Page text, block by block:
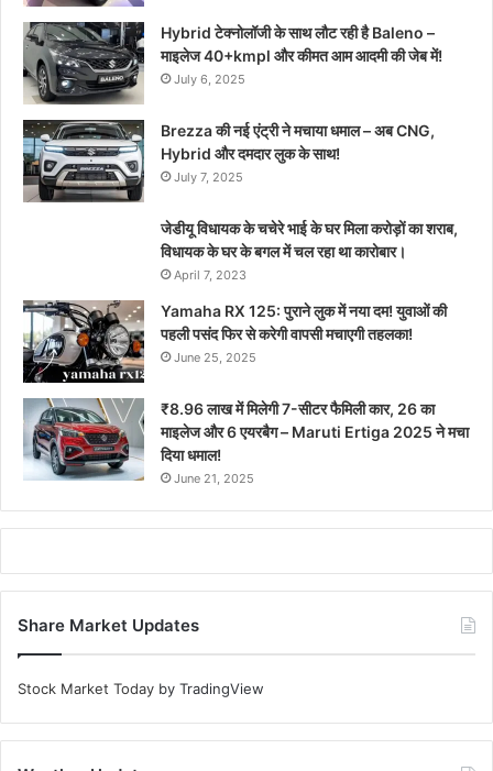
Hybrid टेक्नोलॉजी के साथ लौट रही है Baleno –
माइलेज 40+kmpl और कीमत आम आदमी की जेब में!
July 6, 2025
Brezza की नई एंट्री ने मचाया धमाल – अब CNG,
Hybrid और दमदार लुक के साथ!
July 7, 2025
जेडीयू विधायक के चचेरे भाई के घर मिला करोड़ों का शराब,
विधायक के घर के बगल में चल रहा था कारोबार।
April 7, 2023
Yamaha RX 125: पुराने लुक में नया दम! युवाओं की
पहली पसंद फिर से करेगी वापसी मचाएगी तहलका!
June 25, 2025
₹8.96 लाख में मिलेगी 7-सीटर फैमिली कार, 26 का
माइलेज और 6 एयरबैग – Maruti Ertiga 2025 ने मचा
दिया धमाल!
June 21, 2025
Share Market Updates
Stock Market Today by TradingView